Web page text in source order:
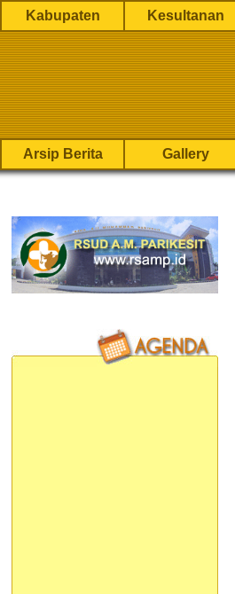
Kabupaten Kesultanan
Arsip Berita Gallery